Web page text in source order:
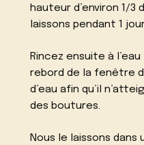
hauteur d’environ 1/
laissons pendant 1
Rincez ensuite à
rebord de la fenêtre
d’eau afin qu’il
des boutures.
Nous le laissons